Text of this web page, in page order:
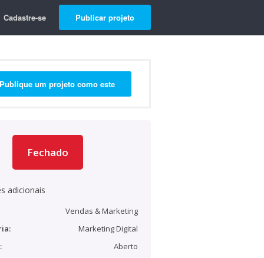
Cadastre-se Publicar projeto
Publique um projeto como este
Fechado
adicionais
Vendas & Marketing
Marketing Digital
Aberto